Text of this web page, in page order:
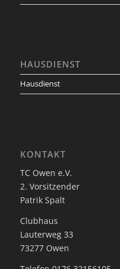
HAUSDIENST
Hausdienst
KONTAKT
TC Owen e.V.
2. Vorsitzender
Patrik Spalt
Clubhaus
Lauterweg 33
73277 Owen